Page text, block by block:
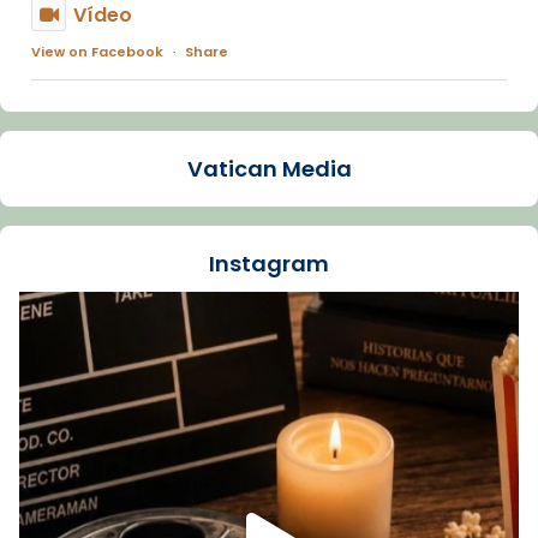
Vídeo
View on Facebook · Share
Arquebisbat de Barcelona
La Carmina va patir depressió. Fa gairebé
dos mesos, a l'Estadi Lluís Companys, la
Recupera l'entrevista comp
Vatican
tican News 👇
www.vaticannews.va/es/iglesia/news/2026-
07/carmina-historia-depresion-papa-viaje-
espana-testimoni...
Foto
View on Facebook · Share
Vatican Media
Instagram